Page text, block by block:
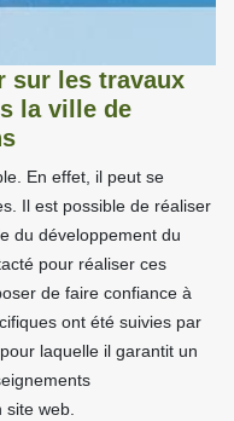
sur les travaux
la ville de
En effet, il peut se
Il est possible de réaliser
du développement du
pour réaliser ces
de faire confiance à
ont été suivies par
laquelle il garantit un
web.